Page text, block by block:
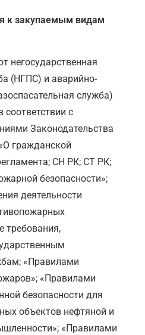
к закупаемым видам
негосударственная
(НГПС) и аварийно-
служба)
соответствии с
Законодательства
гражданской
СН РК; СТ РК;
безопасности»;
деятельности
требования,
«Правилами
«Правилами
безопасности для
объектов нефтяной и
«Правилами